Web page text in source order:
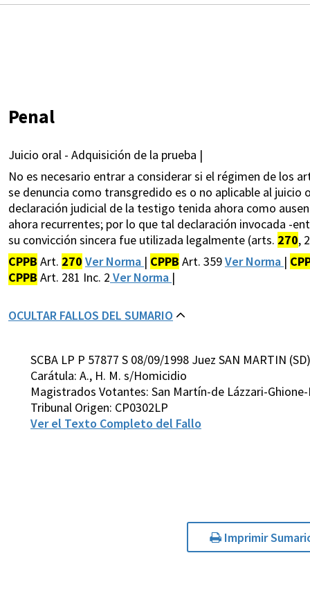
Penal
Juicio oral - Adquisición de la prueba |
No es necesario entrar a considerar si el régimen de los
se denuncia como transgredido es o no aplicable al
declaración judicial de la testigo tenida ahora como
ahora recurrentes; por lo que tal declaración invocada -
su convicción sincera fue utilizada legalmente (arts. 270,
CPPB Art. 270 Ver Norma | CPPB Art. 359Ver Norma |
CPPB Art. 281 Inc. 2 Ver Norma |
OCULTAR FALLOS DEL SUMARIO
SCBA LP P 57877 S 08/09/1998 Juez SAN MARTIN (SD)
Carátula: A., H. M. s/Homicidio
Magistrados Votantes: San Martín-de Lázzari-
Tribunal Origen: CP0302LP
Ver el Texto Completo del Fallo
Imprimir